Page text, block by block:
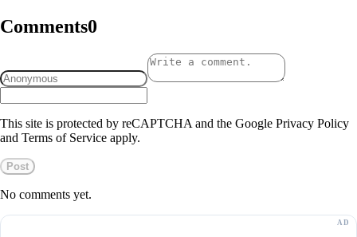
Comments0
This site is protected by reCAPTCHA and the Google Privacy Policy
and Terms of Service apply.
Post
No comments yet.